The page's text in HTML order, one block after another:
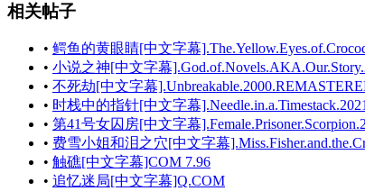
相关帖子
• 鳄鱼的黄眼睛[中文字幕
• 小说之神[中文字幕
• 不死劫[中文字幕
• 时栈中的指针[中文字幕
• 第41号女囚房[中文字幕
• 费雪小姐和泪之穴[中文字幕
• 触礁[中文字幕]COM 7.96
• 追忆迷局[中文字幕]Q.COM